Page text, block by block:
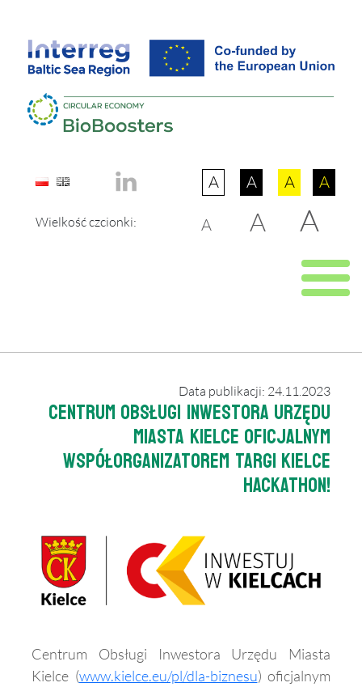
A A A A
Wielkość czcionki: A A A
Data publikacji: 24.11.2023
Centrum Obsługi Inwestora Urzędu
Miasta Kielce oficjalnym
współorganizatorem Targi Kielce
Hackathon!
Centrum Obsługi Inwestora Urzędu Miasta
Kielce (www.kielce.eu/pl/dla-biznesu) oficjalnym